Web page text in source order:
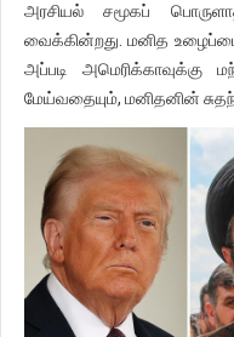
அரசியல் சமூகப்
வைக்கின்றது. மனித
அப்படி அமெரிக்காவுக்கு
மேய்வதையும், மனிதனின்